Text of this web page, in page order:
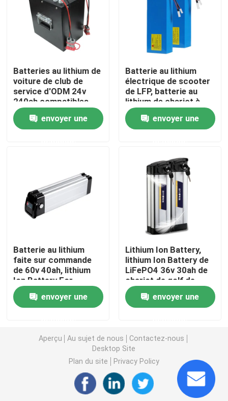
Visite d'usine
Contrôle de qualité
Contactez-nous
Demandez une citation
Cellule de batterie lithium fer phosphate
Batterie au lithium à la maison d'inverseur
Lithium Ion Battery de machine-outil
Paquet de batterie d'ion de lithium
Centrale portative de lithium
Système d'onduleur solaire domestique
Lithium Ion Battery de véhicule électrique
Batteries au lithium de
voiture de club de
service d'ODM 24v
240ah compatibles
envoyer une
Batterie au lithium
électrique de scooter
de LFP, batterie au
lithium de chariot à
golf 24V 40Ah
envoyer une
Batterie au lithium
faite sur commande
de 60v 40ah, lithium
Ion Battery For
Electric Scooter
d'OEM envoyer une
Lithium Ion Battery,
lithium Ion Battery de
LiFePO4 36v 30ah de
chariot de golf de
sortie de C.C
envoyer une
Aperçu Au sujet de nous
Contactez-nous
Desktop Site
Plan du site
Privacy Policy